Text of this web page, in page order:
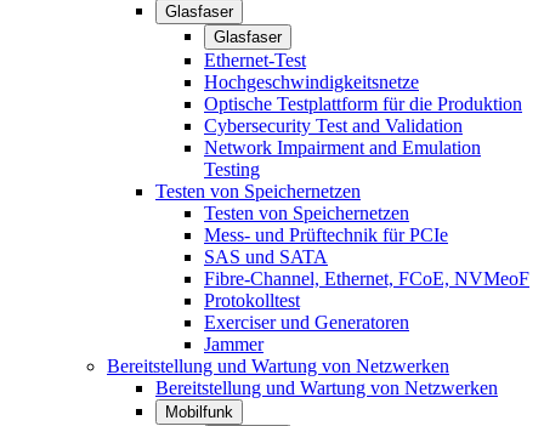
Glasfaser
Glasfaser
Ethernet-Test
Hochgeschwindigkeitsnetze
Optische Testplattform für die Produktion
Cybersecurity Test and Validation
Network Impairment and Emulation
Testing
Testen von Speichernetzen
Testen von Speichernetzen
Mess- und Prüftechnik für PCIe
SAS und SATA
Fibre-Channel, Ethernet, FCoE, NVMeoF
Protokolltest
Exerciser und Generatoren
Jammer
Bereitstellung und Wartung von Netzwerken
Bereitstellung und Wartung von Netzwerken
Mobilfunk